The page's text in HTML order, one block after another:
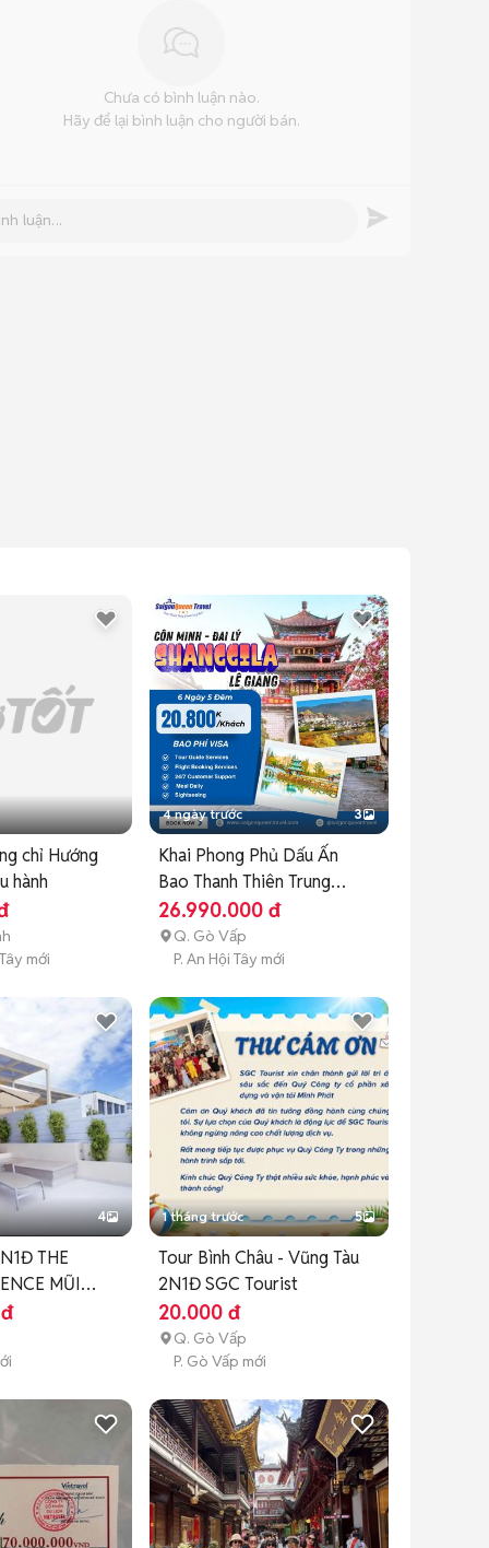
Chưa có bình luận nào.
Hãy để lại bình luận cho người bán.
chỉ Hướng
hành
mới
4 ngày trước 3
Khai Phong Phủ Dấu Ấn
Bao Thanh Thiên Trung
Hoa
26.990.000 đ
Q. Gò Vấp
P. An Hội Tây mới
4
THE
MŨI
1 tháng trước 5
Tour Bình Châu - Vũng Tàu
2N1Đ SGC Tourist
20.000 đ
Q. Gò Vấp
P. Gò Vấp mới